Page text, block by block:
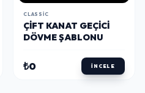
CLASSIC
ÇIFT KANAT GEÇICI
DÖVME ŞABLONU
₺0 İNCELE